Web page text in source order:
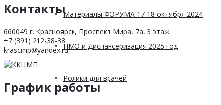
Материалы ФОРУМА 17-18 октября 2024
ПМО и Диспансеризация 2025 год
Ролики для врачей
Контакты
660049 г. Красноярск, Проспект Мира, 7а, 3 этаж
+7 (391) 212-38-38
krascmp@yandex.ru
График работы